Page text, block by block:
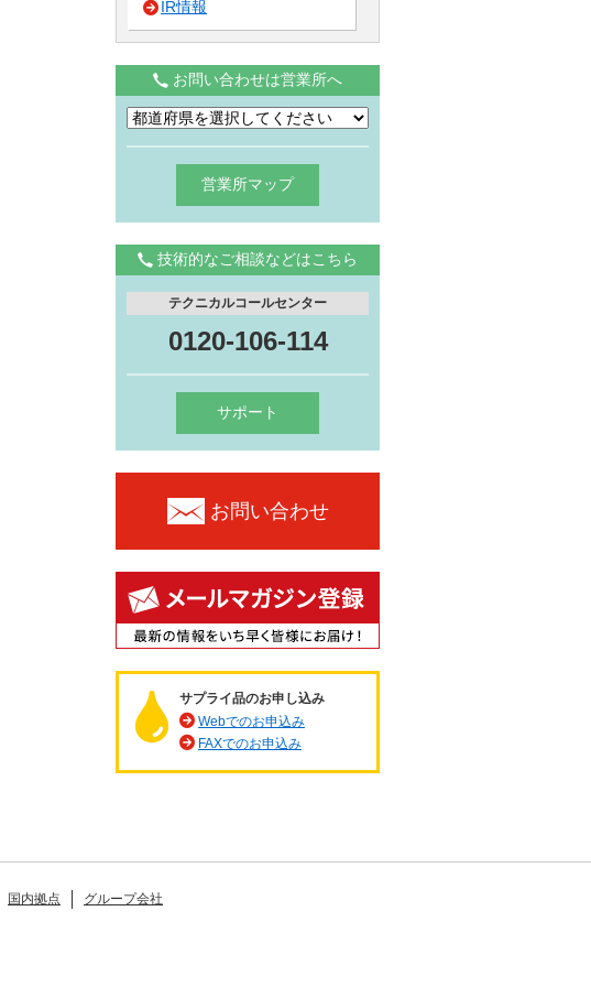
IR情報
お問い合わせは営業所へ
営業所マップ
技術的なご相談などはこちら
テクニカルコールセンター
0120-106-114
サポート
お問い合わせ
サプライ品のお申し込み
Webでのお申込み
FAXでのお申込み
国内拠点 グループ会社